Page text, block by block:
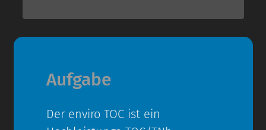
Aufgabe
Der enviro TOC ist ein